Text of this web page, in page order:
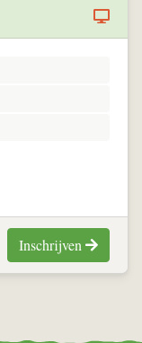
Inschrijven